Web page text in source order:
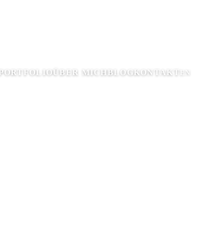
PORTFOLIOÜBER MICHBLOGKONTAKT EN